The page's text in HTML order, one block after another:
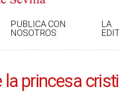
PUBLICA CON
NOSOTROS
LA
princesa